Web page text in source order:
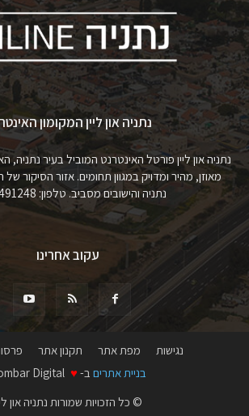
נתניה און ליין המקומון
נתניה און ליין פורטל האינטרנט המוביל בעיר
מאוזן, מהיר ומדויק במגוון תחומים. אזור הסיקור
נתניה והישובים מסביב. טלפון: 050-8491248
עקוב אחרינו
נגישות מפת אתר תקנון אתר
בניית אתרים ב- ♥
© כל הזכויות שמורות נתניה און